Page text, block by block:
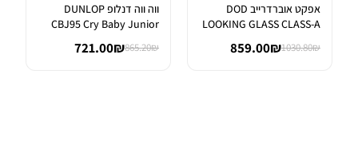
אפקט אוברדרייב DOD
LOOKING GLASS CLASS-A
1030.80₪
859.00₪
ווה ווה דנלופ DUNLOP
CBJ95 Cry Baby Junior
865.20₪
721.00₪